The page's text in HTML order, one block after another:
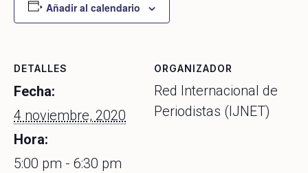
Añadir al calendario
DETALLES
Fecha:
4 noviembre, 2020
Hora:
5:00 pm - 6:30 pm
ORGANIZADOR
Red Internacional de
Periodistas (IJNET)